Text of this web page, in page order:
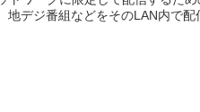
デジ番組などをそのLAN内で配